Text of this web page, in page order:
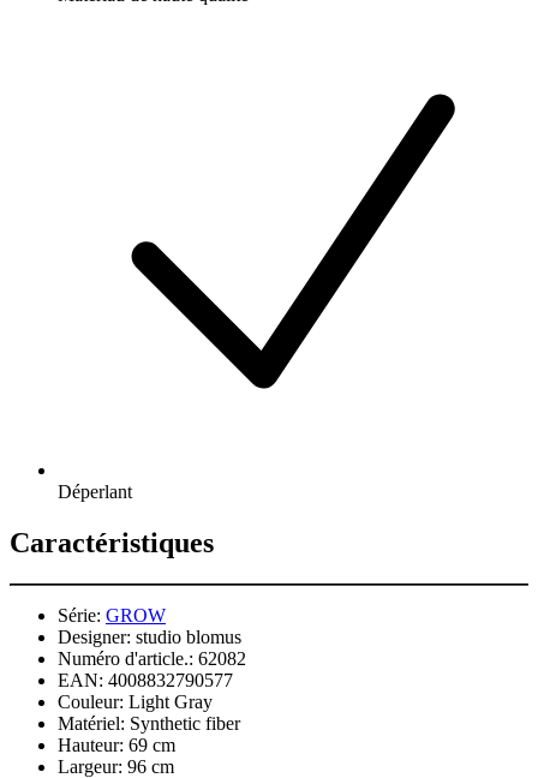
Déperlant
Caractéristiques
Série: GROW
Designer: studio blomus
Numéro d'article.: 62082
EAN: 4008832790577
Couleur: Light Gray
Matériel: Synthetic fiber
Hauteur: 69 cm
Largeur: 96 cm